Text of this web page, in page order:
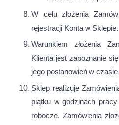
W celu złożenia
rejestracji Konta w Sklepie.
Warunkiem złożenia
Klienta jest zapoznanie
jego postanowień w
Sklep realizuje
piątku w godzinach
robocze. Zamówienia